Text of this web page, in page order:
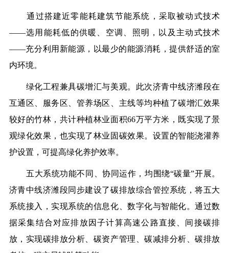
通过搭建近零能耗建筑节能系统，采取被动式技术
——选用能耗低的供暖、空调、照明，以及主动式技术
——充分利用新能源，以最少的能源消耗，提供舒适的室
内环境。
绿化工程兼具碳增汇与美观。此次济青中线济潍段在
互通区、服务区、管养场区、主线等均种植了碳增汇效果
较好的竹林，共计种植林业面积66万平方米，既实现了景
观绿化效果，也实现了林业固碳效果。设置的智能浇灌养
护设置，可提高绿化养护效率。
五大系统功能不同、协同运作，均围绕“碳量”开展。
济青中线济潍段同步建设了碳排放综合管控系统，将五大
系统接入，实现系统的信息化、数字化与智能化。通过数
据采集结合对应排放因子计算高速公路直接、间接碳排
放，实现碳排放分析、碳资产管理、碳减排分析、碳排放